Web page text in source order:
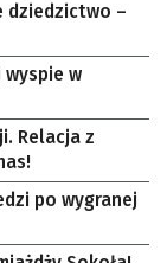
dziedzictwo –
wyspie w
Relacja z
po wygranej